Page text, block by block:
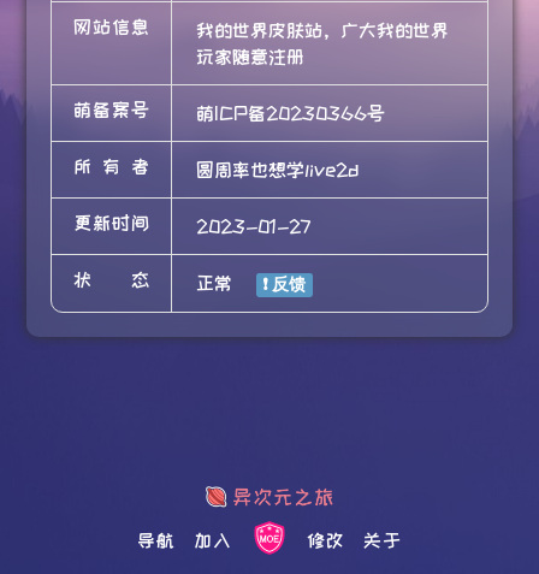
网站信息
我的世界皮肤站，广大我的世界
玩家随意注册
萌备案号 萌ICP备20230366号
所有者 圆周率也想学live2d
更新时间 2023-01-27
状态 正常
导航 加入 修改 关于